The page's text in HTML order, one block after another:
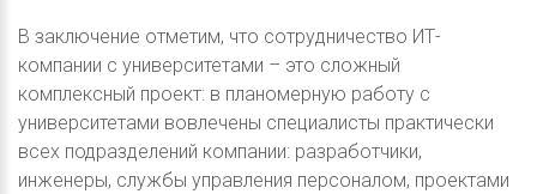
В заключение отметим, что сотрудничество ИТ-
компании с университетами – это сложный
комплексный проект: в планомерную работу с
университетами вовлечены специалисты практически
всех подразделений компании: разработчики,
инженеры, службы управления персоналом, проектами